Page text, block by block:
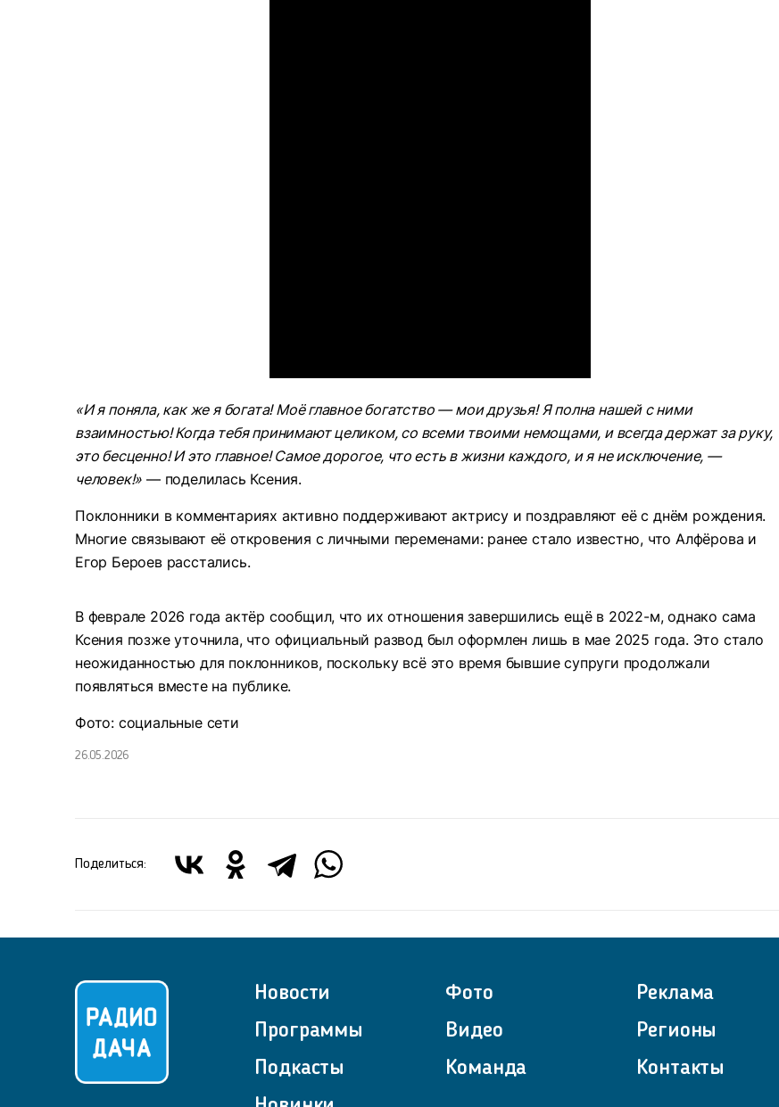
«И я поняла, как же я богата! Моё главное богатство — мои друзья! Я полна нашей с ними
взаимностью! Когда тебя принимают целиком, со всеми твоими немощами, и всегда держат за руку,
это бесценно! И это главное! Самое дорогое, что есть в жизни каждого, и я не исключение, —
человек!» — поделилась Ксения.
Поклонники в комментариях активно поддерживают актрису и поздравляют её с днём рождения.
Многие связывают её откровения с личными переменами: ранее стало известно, что Алфёрова и
Егор Бероев расстались.
В феврале 2026 года актёр сообщил, что их отношения завершились ещё в 2022-м, однако сама
Ксения позже уточнила, что официальный развод был оформлен лишь в мае 2025 года. Это стало
неожиданностью для поклонников, поскольку всё это время бывшие супруги продолжали
появляться вместе на публике.
Фото: социальные сети
26.05.2026
Поделиться:
Новости
Программы
Подкасты
Фото
Видео
Команда
Реклама
Регионы
Контакты